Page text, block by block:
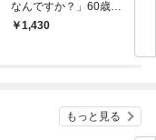
なんですか？」60歳か
らでもバリバリできる
1,430
もっと見る